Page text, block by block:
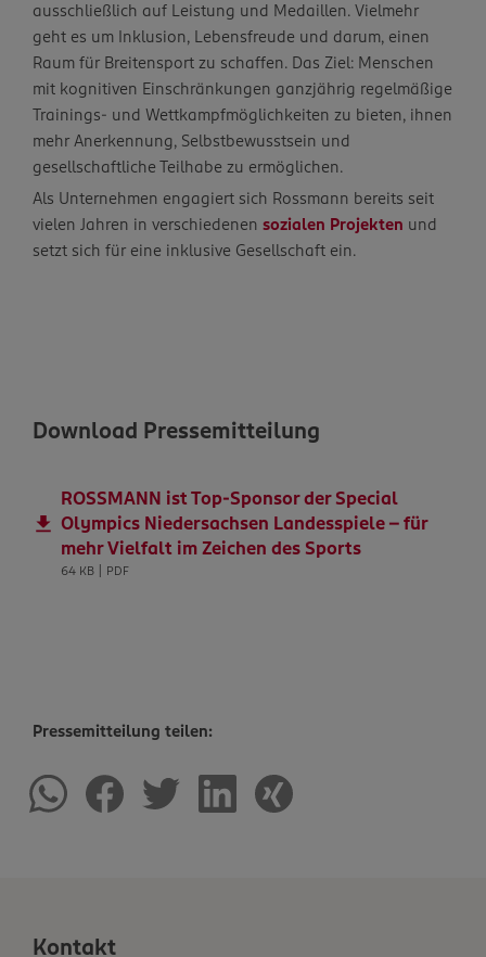
ausschließlich auf Leistung und Medaillen. Vielmehr
geht es um Inklusion, Lebensfreude und darum, einen
Raum für Breitensport zu schaffen. Das Ziel: Menschen
mit kognitiven Einschränkungen ganzjährig regelmäßige
Trainings- und Wettkampfmöglichkeiten zu bieten, ihnen
mehr Anerkennung, Selbstbewusstsein und
gesellschaftliche Teilhabe zu ermöglichen.
Als Unternehmen engagiert sich Rossmann bereits seit
vielen Jahren in verschiedenen sozialen Projekten und
setzt sich für eine inklusive Gesellschaft ein.
Download Pressemitteilung
ROSSMANN ist Top-Sponsor der Special
Olympics Niedersachsen Landesspiele - für
mehr Vielfalt im Zeichen des Sports
64 KB | PDF
Pressemitteilung teilen:
Kontakt